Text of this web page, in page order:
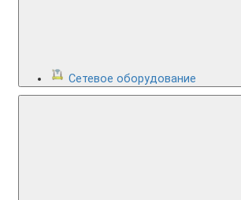
Сетевое оборудование